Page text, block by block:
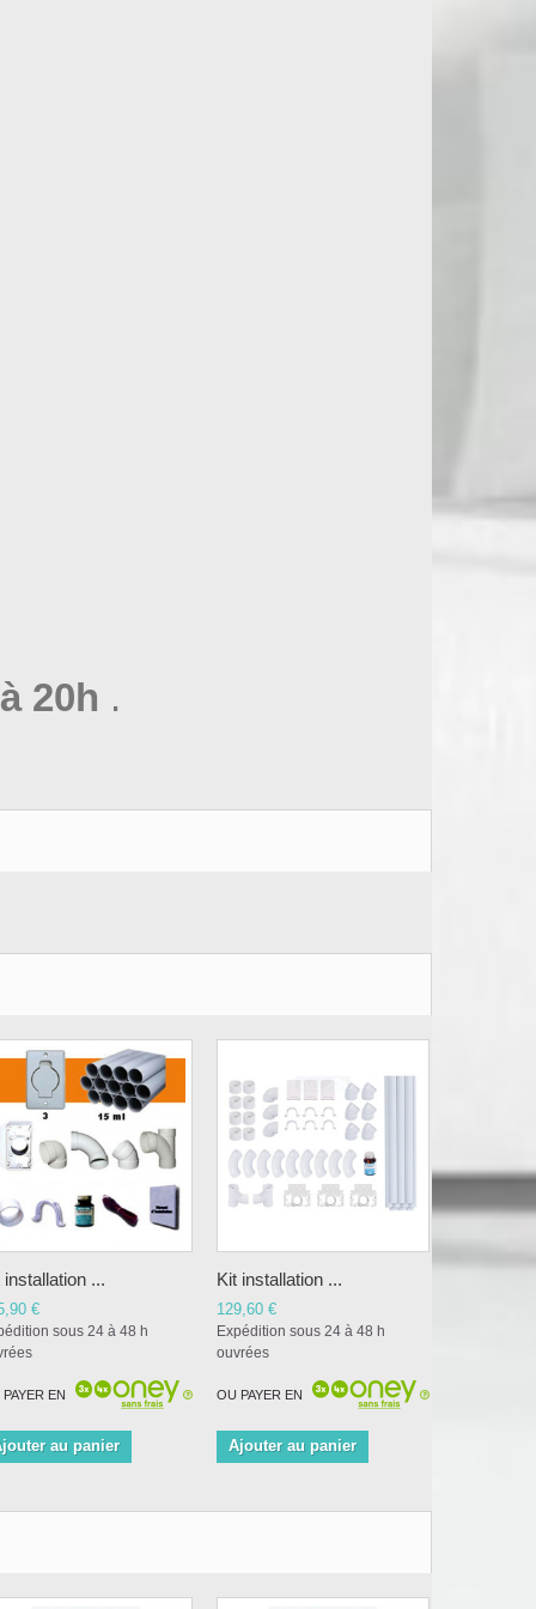
20h .
installation ...
€
sous 24 à 48 h
EN
au panier
Kit installation ...
129,60 €
Expédition sous 24 à 48 h
ouvrées
OU PAYER EN
Ajouter au panier